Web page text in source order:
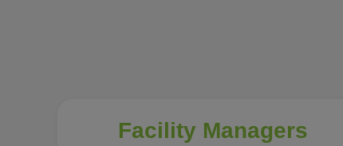
Facility Managers